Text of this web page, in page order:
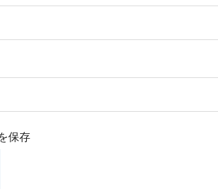
保存